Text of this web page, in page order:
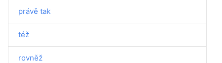
právě tak
též
rovněž